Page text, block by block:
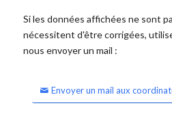
Si les données affichées ne sont
nécessitent d'être corrigées,
nous envoyer un mail :
Envoyer un mail aux